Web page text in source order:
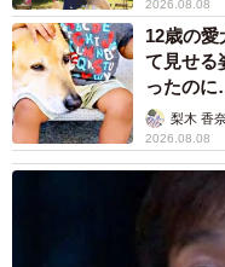
2026.08.08
12歳の
て見せ
ったのに
「尊…」
梨木 香
2026.08.08